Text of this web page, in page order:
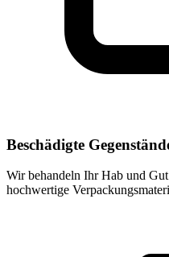
Beschädigte
Wir behandeln Ihr Hab und
hochwertige